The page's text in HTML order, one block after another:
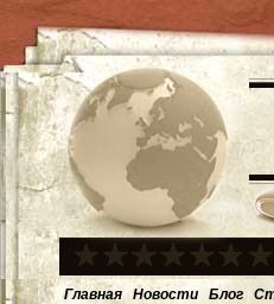
Главная Новости Блог